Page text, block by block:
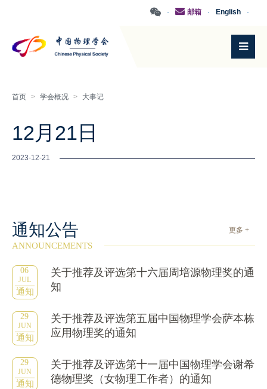
·
English
·
邮箱
·
首页 > 学会概况 > 大事记
12月21日
2023-12-21
通知公告 更多 +
ANNOUNCEMENTS
06
JUL
通知
关于推荐及评选第十六届周培源物理奖的通
知
29
JUN
通知
关于推荐及评选第五届中国物理学会萨本栋
应用物理奖的通知
29
JUN
通知
关于推荐及评选第十一届中国物理学会谢希
德物理奖（女物理工作者）的通知